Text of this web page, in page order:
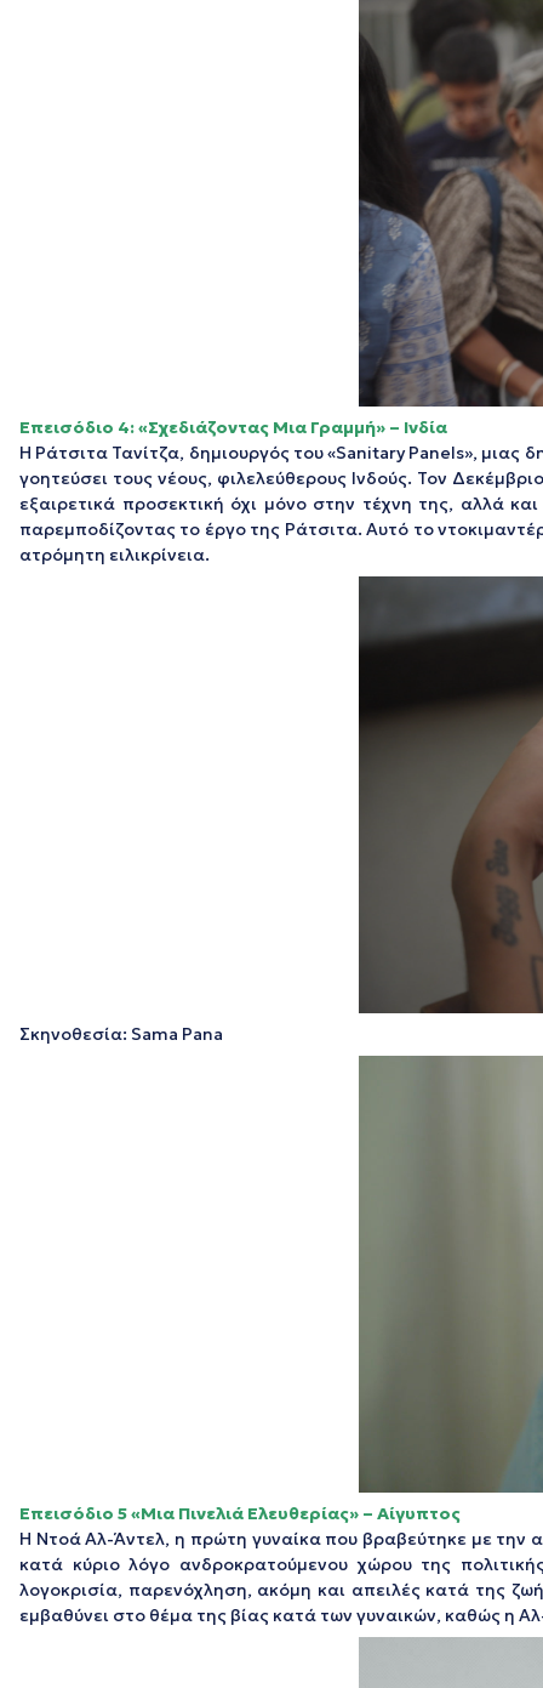
Επεισόδιο 4: «Σχεδιάζοντας Μια Γραμμή» – Ινδία
Η Ράτσιτα Τανίτζα, δημιουργός του «Sanitary Panels», μιας
γοητεύσει τους νέους, φιλελεύθερους Ινδούς. Τον
εξαιρετικά προσεκτική όχι μόνο στην τέχνη της, αλλά
παρεμποδίζοντας το έργο της Ράτσιτα. Αυτό το
ατρόμητη ειλικρίνεια.
Σκηνοθεσία: Sama Pana
Επεισόδιο 5 «Μια Πινελιά Ελευθερίας» – Αίγυπτος
Η Ντοά Αλ-Άντελ, η πρώτη γυναίκα που βραβεύτηκε με την
κατά κύριο λόγο ανδροκρατούμενου χώρου της
λογοκρισία, παρενόχληση, ακόμη και απειλές κατά της
εμβαθύνει στο θέμα της βίας κατά των γυναικών, καθώς η